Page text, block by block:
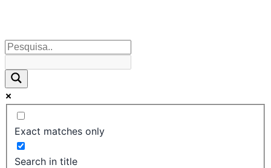
Exact matches only
Search in title